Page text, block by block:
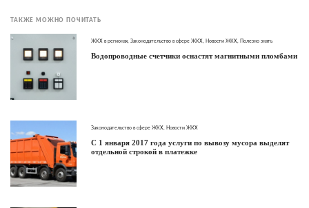
ТАКЖЕ МОЖНО ПОЧИТАТЬ
ЖКХ в регионах Законодательство в сфере ЖКХ Новости ЖКХ Полезно знать
Водопроводные счетчики оснастят магнитными пломбами
Законодательство в сфере ЖКХ Новости ЖКХ
С 1 января 2017 года услуги по вывозу мусора выделят
отдельной строкой в платежке